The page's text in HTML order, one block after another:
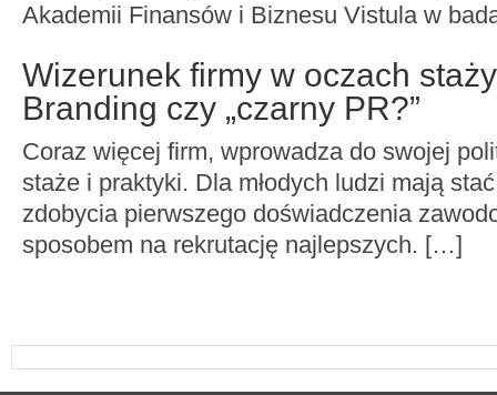
Akademii Finansów i Biznesu Vistula w
Wizerunek firmy w oczach
Branding czy „czarny PR?”
Coraz więcej firm, wprowadza do swojej
staże i praktyki. Dla młodych ludzi mają
zdobycia pierwszego doświadczenia
sposobem na rekrutację najlepszych. […]